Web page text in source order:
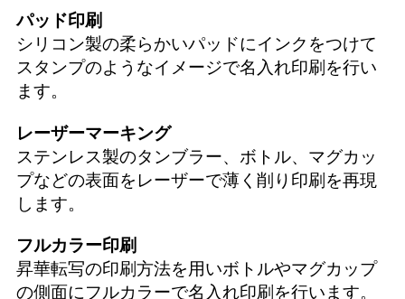
パッド印刷
シリコン製の柔らかいパッドにインクをつけて
スタンプのようなイメージで名入れ印刷を行い
ます。
レーザーマーキング
ステンレス製のタンブラー、ボトル、マグカッ
プなどの表面をレーザーで薄く削り印刷を再現
します。
フルカラー印刷
昇華転写の印刷方法を用いボトルやマグカップ
の側面にフルカラーで名入れ印刷を行います。